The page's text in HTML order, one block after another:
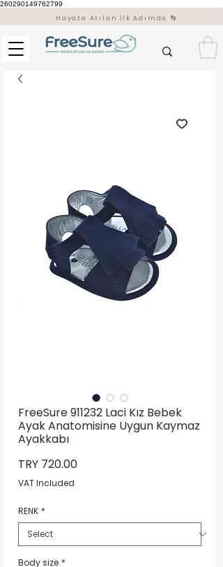
260290149762799
Hayata Atılan İlk Adımda 👣
FreeSure 911232 Laci Kız Bebek
Ayak Anatomisine Uygun Kaymaz
Ayakkabı
TRY 720.00Price
VAT Included
RENK *
Body size *